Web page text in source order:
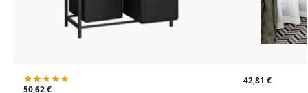
50,62€
42,81 €